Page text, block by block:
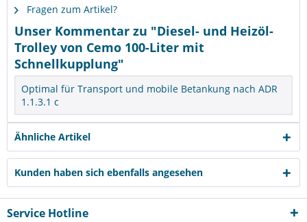
Fragen zum Artikel?
Unser Kommentar zu "Diesel- und Heizöl-
Trolley von Cemo 100-Liter mit
Schnellkupplung"
Optimal für Transport und mobile Betankung nach ADR
1.1.3.1 c
Ähnliche Artikel
Kunden haben sich ebenfalls angesehen
Service Hotline